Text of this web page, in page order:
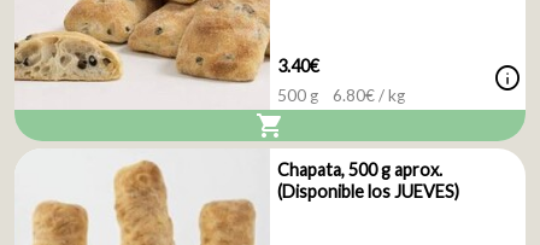
3.40€
500 g 6.80€ / kg info
shopping_cart
Chapata, 500 g aprox.
(Disponible los JUEVES)